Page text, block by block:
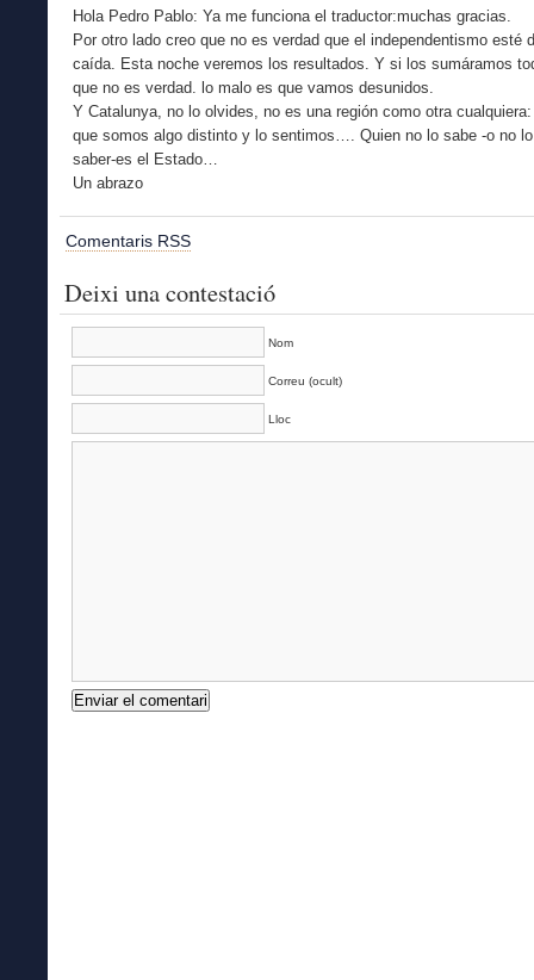
Hola Pedro Pablo: Ya me funciona el traductor:muchas gracias.
Por otro lado creo que no es verdad que el independentismo esté
caída. Esta noche veremos los resultados. Y si los sumáramos
que no es verdad. lo malo es que vamos desunidos.
Y Catalunya, no lo olvides, no es una región como otra
que somos algo distinto y lo sentimos…. Quien no lo sabe -o no
saber-es el Estado…
Un abrazo
Comentaris RSS
Deixi una contestació
Nom
Correu (ocult)
Lloc